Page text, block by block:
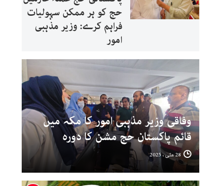
حج کو ہر ممکن سہولیات
فراہم کرے: وزیر مذہبی
امور
وفاقی وزیر مذہبی امور کا مکہ میں
قائم پاکستان حج مشن کا دورہ